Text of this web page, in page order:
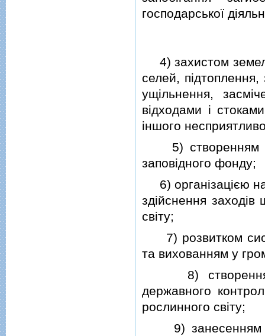
господарської
4) захистом
селей,
ущiльнення,
вiдходами i
iншого
5) створенням
заповiдного фонду;
6) органiзацiєю
здiйснення заходiв
свiту;
7) розвитком
та вихованням у
8) створенням
державного
рослинного свiту;
9) занесенням